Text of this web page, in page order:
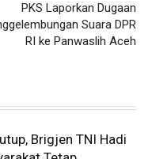
PKS Laporkan Dugaan
Suara DPR
RI ke Panwaslih Aceh
Brigjen TNI Hadi